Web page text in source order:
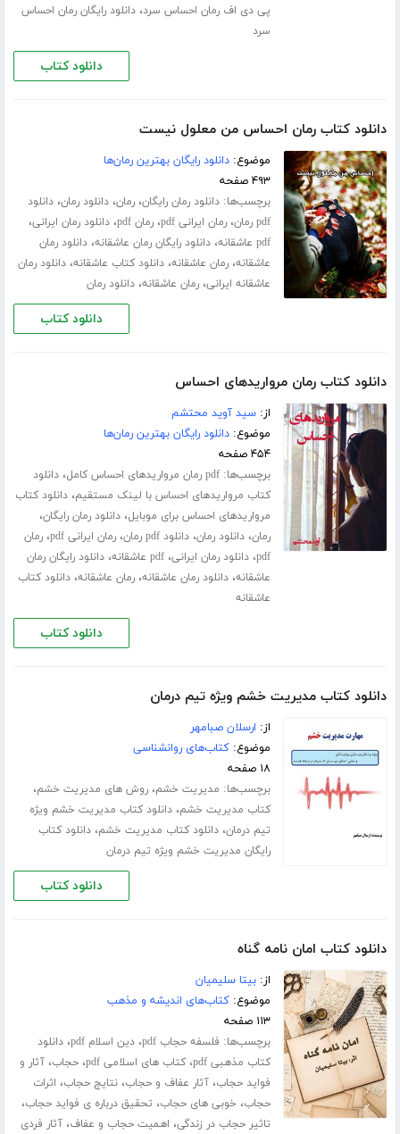
پی دی اف رمان احساس سرد،دانلود رایگان رمان احساس
سرد
دانلود کتاب
دانلود کتاب رمان احساس من معلول نیست
موضوع:دانلود رایگان بهترین رمان‌ها
۴۹۳ صفحه
برچسب‌ها:دانلود رمان رایگان،رمان،دانلود رمان،دانلود
pdf رمان
،رمان ایرانی pdf ،رمان pdf ،دانلود رمان ایرانی،
pdf عاشقانه ،دانلود رایگان رمان عاشقانه،دانلود رمان
عاشقانه،رمان عاشقانه،دانلود کتاب عاشقانه،دانلود رمان
عاشقانه ایرانی،رمان عاشقانه،دانلود رمان
دانلود کتاب
دانلود کتاب رمان مرواریدهای احساس
از:سید آوید محتشم
موضوع:دانلود رایگان بهترین رمان‌ها
۴۵۴ صفحه
برچسب‌ها:pdf رمان مرواریدهای احساس کامل ،دانلود
کتاب مرواریدهای احساس با لینک مستقیم،دانلود کتاب
مرواریدهای احساس برای موبایل،دانلود رمان رایگان،
رمان،دانلود رمان،دانلود pdf رمان ،رمان ایرانی pdf ،رمان
pdf،دانلود رمان ایرانی،pdf عاشقانه ،دانلود رایگان رمان
عاشقانه،دانلود رمان عاشقانه،رمان عاشقانه،دانلود کتاب
عاشقانه
دانلود کتاب
دانلود کتاب مدیریت خشم ویژه تیم درمان
از: ارسلان صبامهر
موضوع:کتاب‌های روانشناسی
۱۸ صفحه
برچسب‌ها: مدیریت خشم،روش های مدیریت خشم،
کتاب مدیریت خشم،دانلود کتاب مدیریت خشم ویژه
تیم درمان،دانلود کتاب مدیریت خشم،دانلود کتاب
رایگان مدیریت خشم ویژه تیم درمان
دانلود کتاب
دانلود کتاب امان نامه گناه
از:بیتا سلیمیان
موضوع:کتاب‌های اندیشه و مذهب
۱۱۳ صفحه
برچسب‌ها: فلسفه حجاب pdf ،دین اسلام pdf ،دانلود
کتاب مذهبی pdf
،کتاب های اسلامی pdf ،حجاب،آثار و
فواید حجاب،آثار عفاف و حجاب،نتایج حجاب، اثرات
حجاب، خوبی های حجاب، تحقیق درباره ی فواید حجاب،
تاثیر حجاب در زندگی، اهمیت حجاب و عفاف،آثار فردی